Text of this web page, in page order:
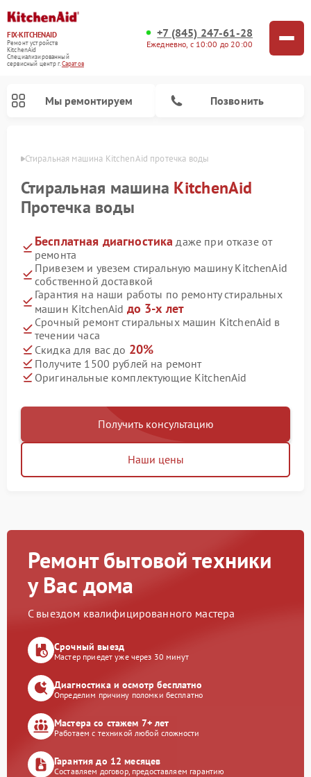
FIX-KITCHENAID
Ремонт устройств
KitchenAid
Специализированный
cервисный центр г.Саратов
+7 (845) 247-61-28
Ежедневно, с 10:00 до 20:00
Мы ремонтируем Позвонить
Стиральная машина KitchenAid протечка воды
Стиральная машина KitchenAid
Протечка воды
Бесплатная диагностика даже при отказе от
ремонта
Привезем и увезем стиральную машину KitchenAid
собственной доставкой
Гарантия на наши работы по ремонту стиральных
машин KitchenAid до 3-х лет
Срочный ремонт стиральных машин KitchenAid в
течении часа
Скидка для вас до 20%
Получите 1500 рублей на ремонт
Оригинальные комплектующие KitchenAid
Получить консультацию
Наши цены
Ремонт бытовой техники
у Вас дома
С выездом квалифицированного мастера
Срочный выезд
Мастер приедет уже через 30 минут
Диагностика и осмотр бесплатно
Определим причину поломки бесплатно
Мастера со стажем 7+ лет
Работаем с техникой любой сложности
Гарантия до 12 месяцев
Составляем договор, предоставляем гарантию